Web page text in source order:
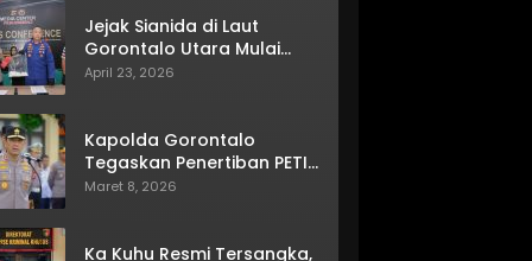
Jejak Sianida di Laut
Gorontalo Utara Mulai
Terkuak
April 23, 2026
Kapolda Gorontalo
Tegaskan Penertiban PETI
Terus Berjalan
Maret 8, 2026
Ka Kuhu Resmi Tersangka,